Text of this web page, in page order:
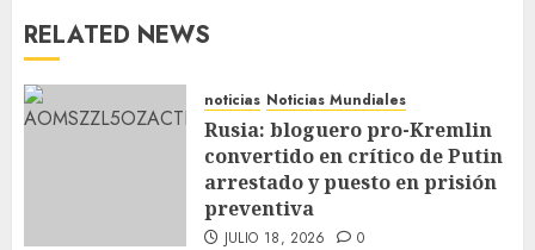
RELATED NEWS
noticias Noticias Mundiales
Rusia: bloguero pro-Kremlin
convertido en crítico de Putin
arrestado y puesto en prisión
preventiva
JULIO 18, 2026 0